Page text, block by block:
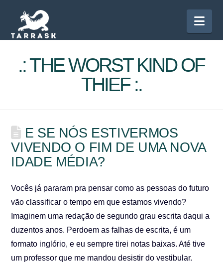
.: THE WORST KIND OF
THIEF :.
E SE NÓS ESTIVERMOS
VIVENDO O FIM DE UMA NOVA
IDADE MÉDIA?
Vocês já pararam pra pensar como as pessoas do futuro
vão classificar o tempo em que estamos vivendo?
Imaginem uma redação de segundo grau escrita daqui a
duzentos anos. Perdoem as falhas de escrita, é um
formato inglório, e eu sempre tirei notas baixas. Até tive
um professor que me mandou desistir do vestibular.